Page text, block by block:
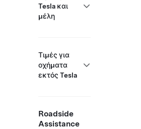
Tesla και
μέλη
Τιμές για
οχήματα
εκτός Tesla
Roadside
Assistance